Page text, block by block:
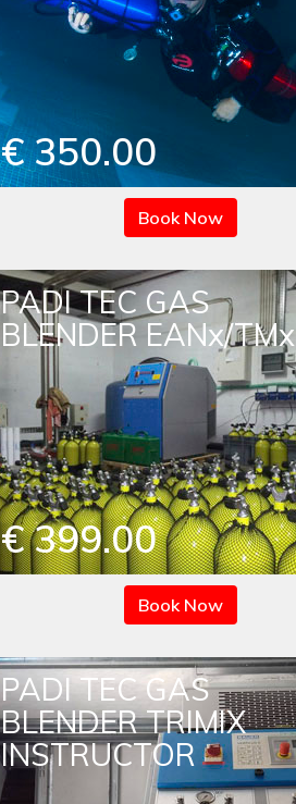
€ 350.00
Book Now
PADI TEC GAS
BLENDER EANx/TMx
€ 399.00
Book Now
PADI TEC GAS
BLENDER TRIMIX
INSTRUCTOR